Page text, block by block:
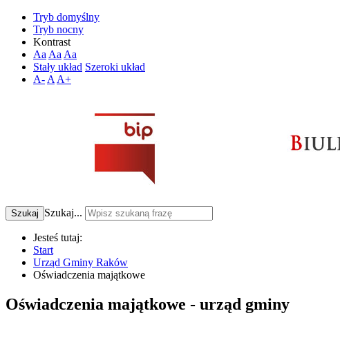
Tryb domyślny
Tryb nocny
Kontrast
Aa Aa Aa
Stały układ Szeroki układ
A- A A+
Szukaj Szukaj...
Jesteś tutaj:
Start
Urząd Gminy Raków
Oświadczenia majątkowe
Oświadczenia majątkowe - urząd gminy